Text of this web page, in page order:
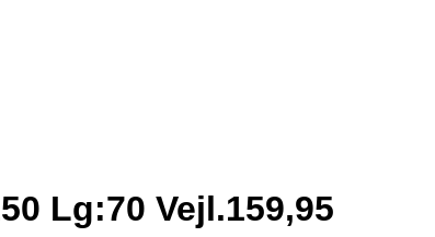
Lg:70 Vejl.159,95